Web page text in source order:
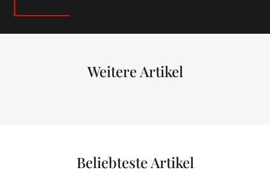
Weitere Artikel
Beliebteste Artikel